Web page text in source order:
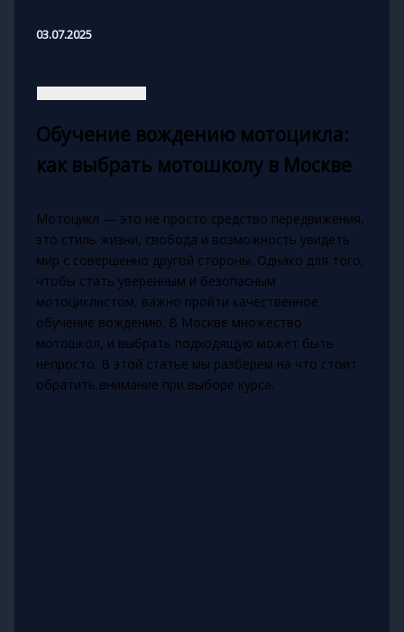
03.07.2025
Обучение вождению мотоцикла:
как выбрать мотошколу в Москве
Мотоцикл — это не просто средство передвижения,
это стиль жизни, свобода и возможность увидеть
мир с совершенно другой стороны. Однако для того,
чтобы стать уверенным и безопасным
мотоциклистом, важно пройти качественное
обучение вождению. В Москве множество
мотошкол, и выбрать подходящую может быть
непросто. В этой статье мы разберем на что стоит
обратить внимание при выборе курса.